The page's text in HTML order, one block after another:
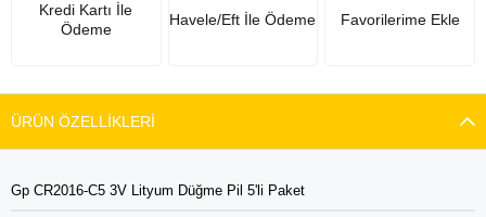
Kredi Kartı İle
Ödeme
Havele/Eft İle Ödeme Favorilerime Ekle
ÜRÜN ÖZELLIKLERI
Gp CR2016-C5 3V Lityum Düğme Pil 5'li Paket